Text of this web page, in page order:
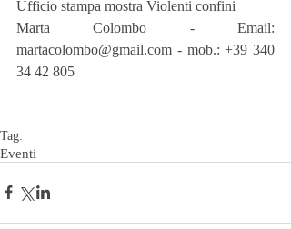
Ufficio stampa mostra Violenti confini
Marta Colombo - Email:
martacolombo@gmail.com - mob.: +39 340
34 42 805
Tag:
Eventi